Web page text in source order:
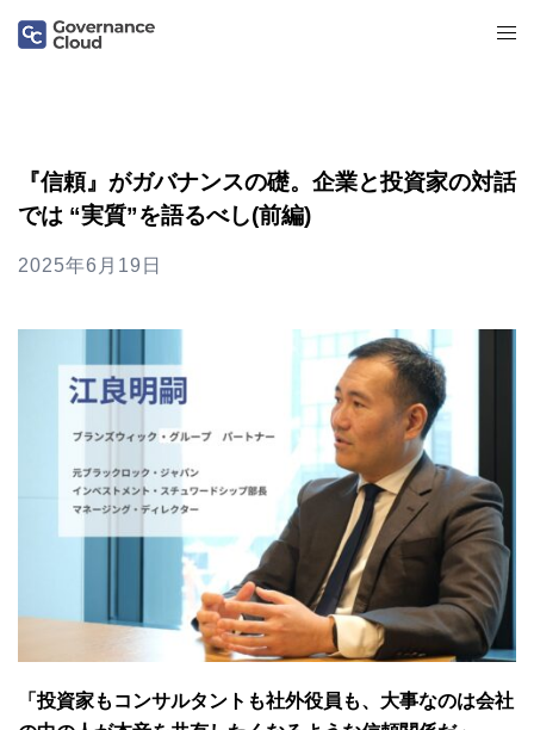
『信頼』がガバナンスの礎。企業と投資家の対話
では “実質”を語るべし(前編)
2025年6月19日
「投資家もコンサルタントも社外役員も、大事なのは会社